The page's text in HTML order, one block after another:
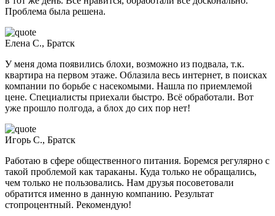
Проблема была решена.
Елена С., Братск
У меня дома появились блохи, возможно из подвала, т.к.
квартира на первом этаже. Облазила весь интернет, в поисках
компании по борьбе с насекомыми. Нашла по приемлемой
цене. Специалисты приехали быстро. Всё обработали. Вот
уже прошло полгода, а блох до сих пор нет!
Игорь С., Братск
Работаю в сфере общественного питания. Боремся регулярно с
такой проблемой как тараканы. Куда только не обращались,
чем только не пользовались. Нам друзья посоветовали
обратится именно в данную компанию. Результат
стопроцентный. Рекомендую!